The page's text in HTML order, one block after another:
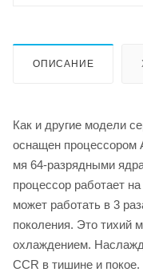
ОПИСАНИЕ
Как и другие модели
оснащен процессором
мя 64-разрядными
процессор работает
может работать в 3
поколения. Это тихий
охлаждением.
CCR в тишине и